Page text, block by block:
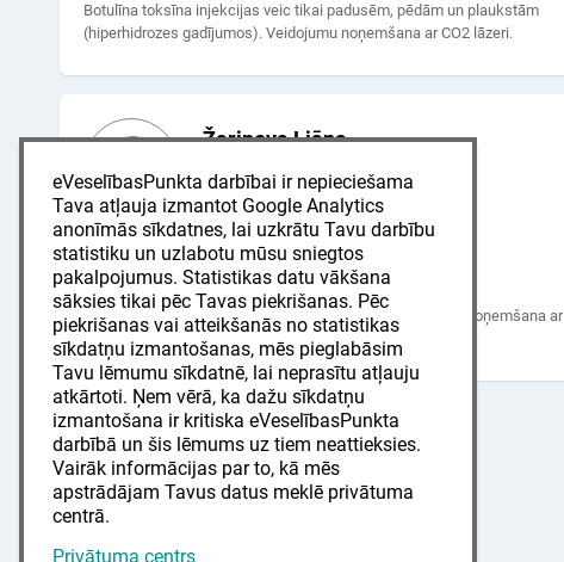
Botulīna toksīna injekcijas veic tikai padusēm, pēdām un plaukstām
(hiperhidrozes gadījumos). Veidojumu noņemšana ar CO2 lāzeri.
Žarinova Liāna
dermatologs, venerologs
LV EN RU
Dole, VCA veselības klīnika
Latgales iela 357, Rīga, LV-1063
Pieņem pacientus bez vecuma ierobežojuma. Veidojumu noņemšana ar
CO2 lāzeri.
eVeselībasPunkta darbībai ir nepieciešama
Tava atļauja izmantot Google Analytics
anonīmās sīkdatnes, lai uzkrātu Tavu darbību
statistiku un uzlabotu mūsu sniegtos
pakalpojumus. Statistikas datu vākšana
sāksies tikai pēc Tavas piekrišanas. Pēc
piekrišanas vai atteikšanās no statistikas
sīkdatņu izmantošanas, mēs pieglabāsim
Tavu lēmumu sīkdatnē, lai neprasītu atļauju
atkārtoti. Ņem vērā, ka dažu sīkdatņu
izmantošana ir kritiska eVeselībasPunkta
darbībā un šis lēmums uz tiem neattieksies.
Vairāk informācijas par to, kā mēs
apstrādājam Tavus datus meklē privātuma
centrā.
Privātuma centrs